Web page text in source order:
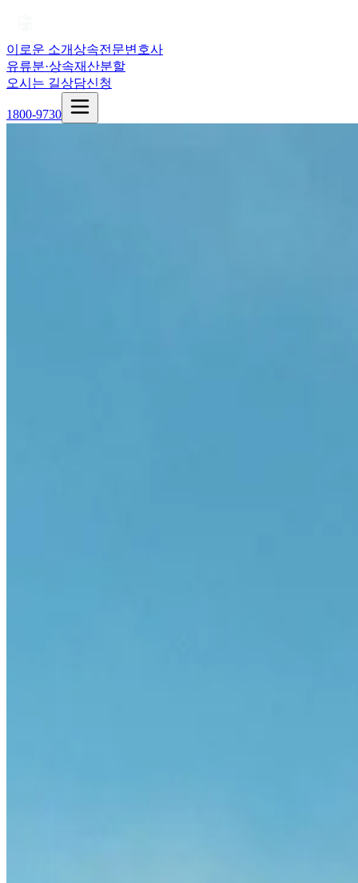
이로운 소개상속전문변호사
유류분·상속재산분할
오시는 길상담신청
1800-9730